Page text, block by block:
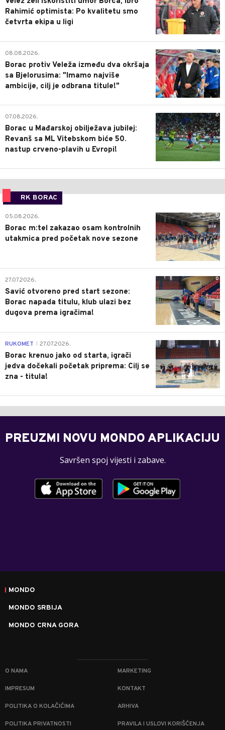
Rahimić optimista: Po kvalitetu smo
četvrta ekipa u ligi
0
08.08.2026.
Borac protiv Veleža između dva okršaja
sa Bjelorusima: "Imamo najviše
ambicije, cilj je odbrana titule!"
0
07.08.2026.
Borac u Mađarskoj obilježava jubilej:
Revanš sa ML Vitebskom biće 50.
nastup crveno-plavih u Evropi!
RK BORAC
0
05.08.2026.
Borac m:tel zakazao osam kontrolnih
utakmica pred početak nove sezone
0
27.07.2026.
Savić otvoreno pred start sezone:
Borac napada titulu, klub ulazi bez
dugova prema igračima!
0
RUKOMET 27.07.2026.
Borac krenuo jako od starta, igrači
jedva dočekali početak priprema: Cilj se
zna - titula!
PREUZMI NOVU MONDO APLIKACIJU
Savršen spoj vijesti i zabave.
MONDO
MONDO SRBIJA
MONDO CRNA GORA
O NAMA MARKETING
IMPRESUM KONTAKT
POLITIKA O KOLAČIĆIMA ARHIVA
POLITIKA PRIVATNOSTI PRAVILA I USLOVI KORIŠĆENJA